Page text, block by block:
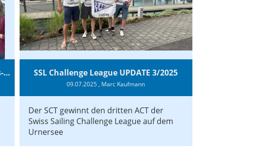
Das Samichlaus-Team auf dem Clubhaus-Oberdeck SSL Challenge League UPDATE 3/2025
09.07.2025, Marc Kaufmann
Der SCT gewinnt den dritten ACT der
Swiss Sailing Challenge League auf dem
Urnersee